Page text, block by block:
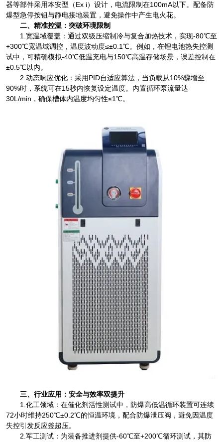
器等部件采用本安型（Ex i）设计，电流限制在100mA以下。配备防
爆型急停按钮与静电接地装置，避免操作中产生电火花。
二、精准控温：突破环境限制
1.宽温域覆盖：通过双级压缩制冷与复合加热技术，实现-80℃至
+300℃宽温域调控，温度波动度≤±0.1℃。例如，在锂电池热失控测
试中，可精确模拟-40℃低温充电与150℃高温存储场景，误差控制在
±0.5℃以内。
2.动态响应优化：采用PID自适应算法，当负载从10%骤增至
90%时，系统可在15秒内恢复设定温度。内置循环泵流量达
30L/min，确保槽体内温度均匀性≤1℃。
三、行业应用：安全与效率双提升
1.化工领域：在催化剂活性测试中，防爆高低温循环装置可连续
72小时维持250℃±0.2℃的恒温环境，配合防爆泄压阀，避免因温度
失控引发反应釜超压。
2.军工测试：为装备推进剂提供-60℃至+200℃循环测试，其防